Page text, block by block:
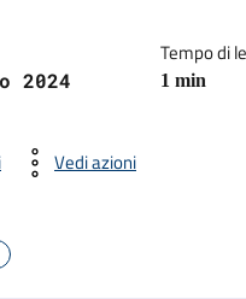
2024
Tempo di
1 min
Vedi azioni